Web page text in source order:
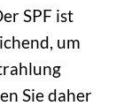
SPF ist
um
Sie daher